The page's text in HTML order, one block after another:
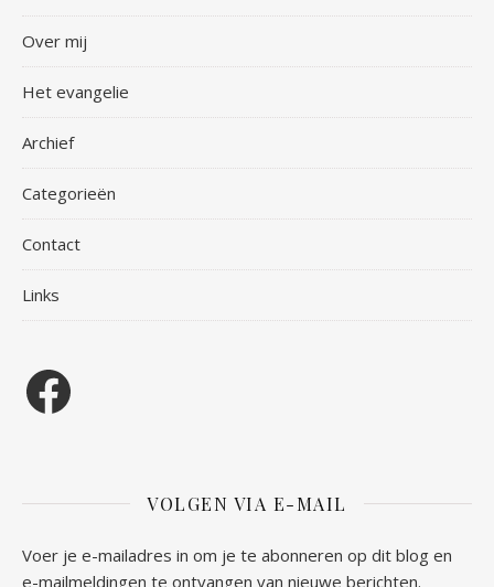
Over mij
Het evangelie
Archief
Categorieën
Contact
Links
Facebook
VOLGEN VIA E-MAIL
Voer je e-mailadres in om je te abonneren op dit blog en
e-mailmeldingen te ontvangen van nieuwe berichten.